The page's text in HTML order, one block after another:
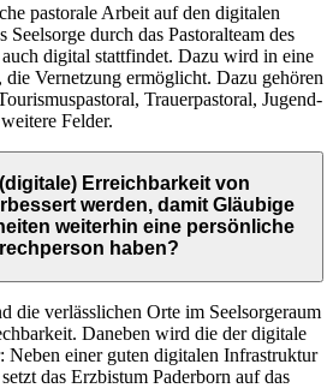
pastorale Arbeit auf den digitalen
Seelsorge durch das Pastoralteam des
auch digital stattfindet. Dazu wird in eine
Vernetzung ermöglicht. Dazu gehören
Trauerpastoral, Jugend-
Felder.
Erreichbarkeit von
werden, damit Gläubige
weiterhin eine persönliche
haben?
die verlässlichen Orte im Seelsorgeraum
Daneben wird die der digitale
Neben einer guten digitalen Infrastruktur
das Erzbistum Paderborn auf das